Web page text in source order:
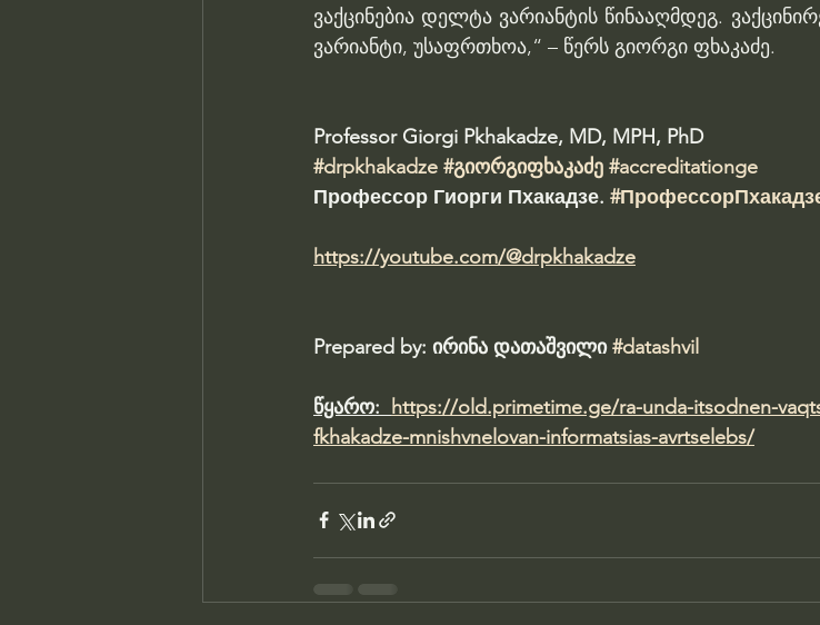
ვაქცინებია დელტა ვარიანტის წინააღმდეგ.​
ვარიანტი, უსაფრთხოა,“ – წერს გიორგი ფხაკაძე.
Professor Giorgi Pkhakadze, MD, MPH, PhD
#drpkhakadze #გიორგიფხაკაძე #accreditationge
Профессор Гиорги Пхакадзе.
https://youtube.com/@drpkhakadze
Prepared by: ირინა დათაშვილი #datashvil
წყარო: https://old.primetime.ge/ra-unda-itsodnen-
fkhakadze-mnishvnelovan-informatsias-avrtselebs/